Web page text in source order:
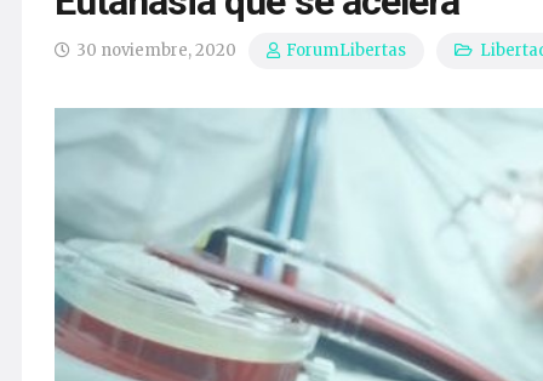
30 noviembre, 2020 ForumLibertas